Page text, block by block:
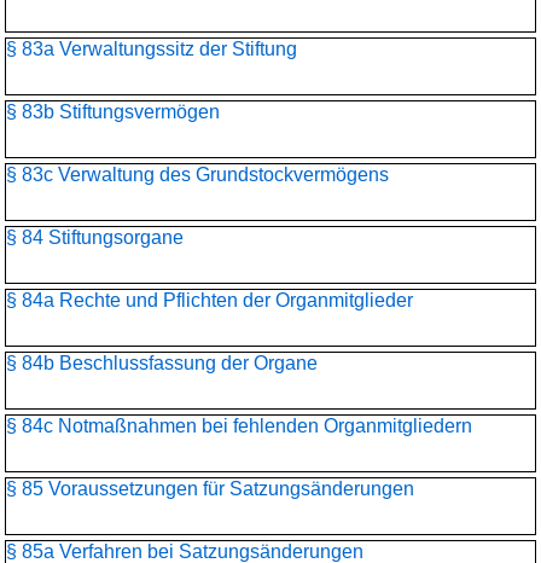
§ 83a Verwaltungssitz der Stiftung
§ 83b Stiftungsvermögen
§ 83c Verwaltung des Grundstockvermögens
§ 84 Stiftungsorgane
§ 84a Rechte und Pflichten der Organmitglieder
§ 84b Beschlussfassung der Organe
§ 84c Notmaßnahmen bei fehlenden Organmitgliedern
§ 85 Voraussetzungen für Satzungsänderungen
§ 85a Verfahren bei Satzungsänderungen